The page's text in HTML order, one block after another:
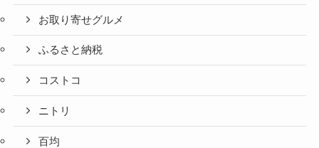
お取り寄せグルメ
ふるさと納税
コストコ
ニトリ
百均